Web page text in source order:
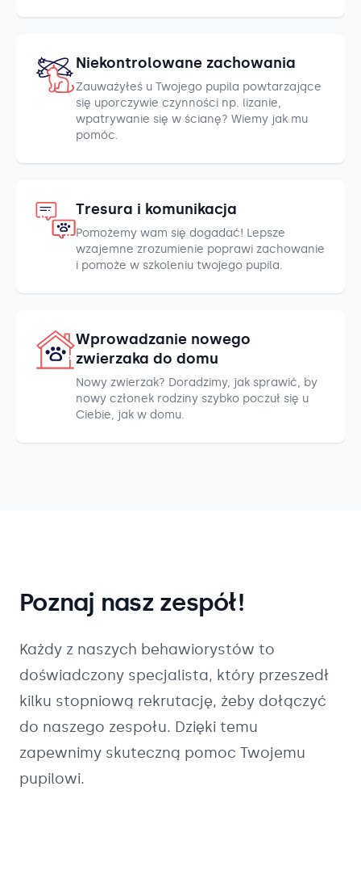
Niekontrolowane zachowania
Zauważyłeś u Twojego pupila powtarzające
się uporczywie czynności np. lizanie,
wpatrywanie się w ścianę? Wiemy jak mu
pomóc.
Tresura i komunikacja
Pomożemy wam się dogadać! Lepsze
wzajemne zrozumienie poprawi zachowanie
i pomoże w szkoleniu twojego pupila.
Wprowadzanie nowego
zwierzaka do domu
Nowy zwierzak? Doradzimy, jak sprawić, by
nowy członek rodziny szybko poczuł się u
Ciebie, jak w domu.
Poznaj nasz zespół!
Każdy z naszych behawiorystów to
doświadczony specjalista, który przeszedł
kilku stopniową rekrutację, żeby dołączyć
do naszego zespołu. Dzięki temu
zapewnimy skuteczną pomoc Twojemu
pupilowi.